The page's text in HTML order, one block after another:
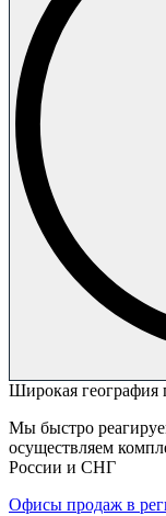
Широкая география
Мы быстро
осуществляем
России и СНГ
Офисы продаж в